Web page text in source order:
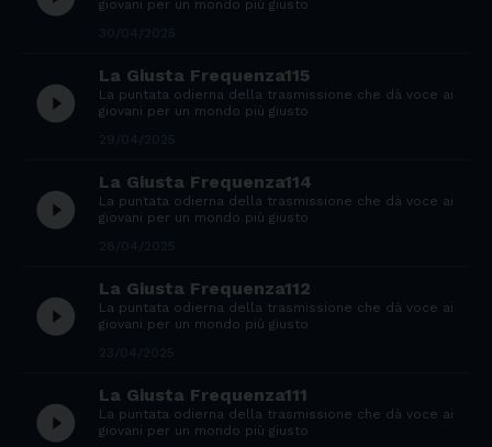
giovani per un mondo più giusto
play_circle_filled
La Giusta Frequenza115
La puntata odierna della trasmissione che dà voce ai
giovani per un mondo più giusto
play_circle_filled
La Giusta Frequenza114
La puntata odierna della trasmissione che dà voce ai
giovani per un mondo più giusto
play_circle_filled
La Giusta Frequenza112
La puntata odierna della trasmissione che dà voce ai
giovani per un mondo più giusto
play_circle_filled
La Giusta Frequenza111
La puntata odierna della trasmissione che dà voce ai
giovani per un mondo più giusto